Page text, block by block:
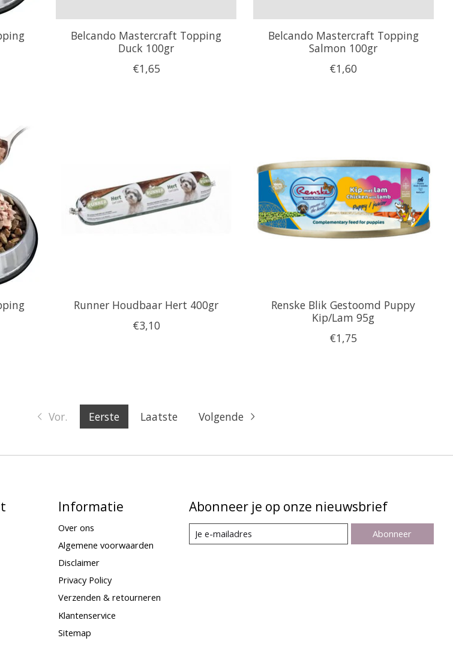
Belcando Mastercraft Topping
Duck 100gr
€1,65
Belcando Mastercraft Topping
Salmon 100gr
€1,60
Runner Houdbaar Hert 400gr
€3,10
Renske Blik Gestoomd Puppy
Kip/Lam 95g
€1,75
Vor. Eerste Laatste Volgende
Informatie
Over ons
Algemene voorwaarden
Disclaimer
Privacy Policy
Verzenden & retourneren
Klantenservice
Sitemap
Abonneer je op onze nieuwsbrief
Abonneer